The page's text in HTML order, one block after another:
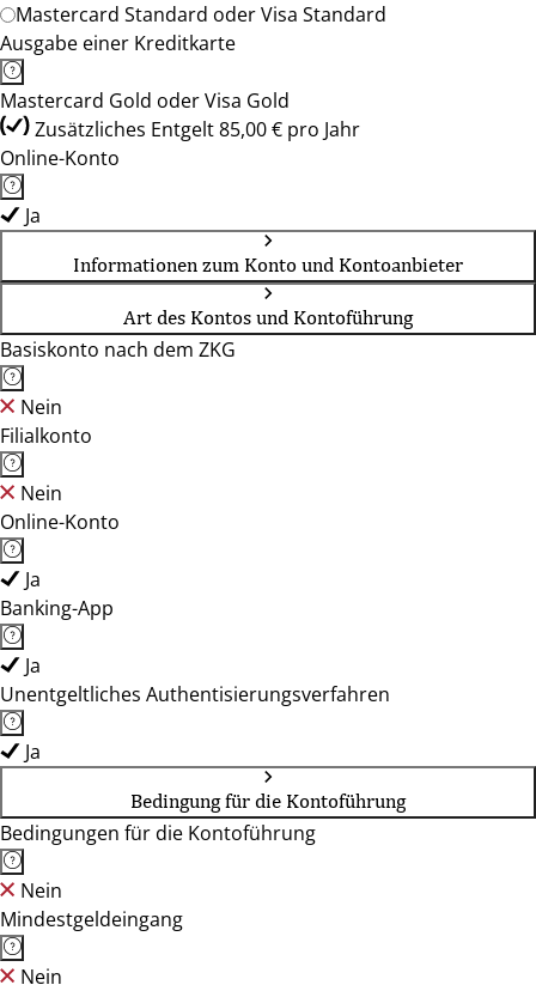
Mastercard Standard oder Visa Standard
Ausgabe einer Kreditkarte
Mastercard Gold oder Visa Gold
Zusätzliches Entgelt 85,00 € pro Jahr
Online-Konto
Ja
Informationen zum Konto und Kontoanbieter
Art des Kontos und Kontoführung
Basiskonto nach dem ZKG
Nein
Filialkonto
Nein
Online-Konto
Ja
Banking-App
Ja
Unentgeltliches Authentisierungsverfahren
Ja
Bedingung für die Kontoführung
Bedingungen für die Kontoführung
Nein
Mindestgeldeingang
Nein